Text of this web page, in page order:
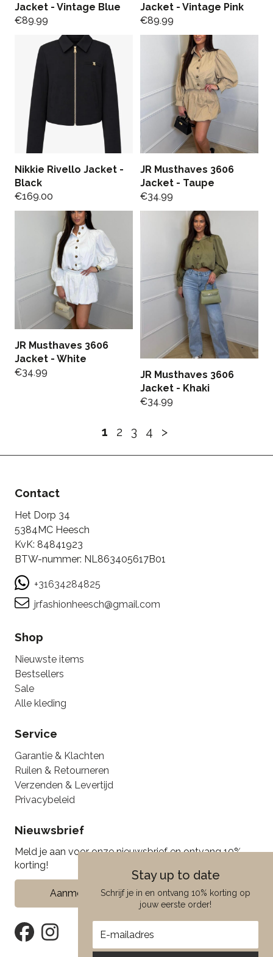
Jacket - Vintage Blue
€89.99
Jacket - Vintage Pink
€89.99
Nikkie Rivello Jacket -
Black
€169.00
JR Musthaves 3606
Jacket - Taupe
€34.99
JR Musthaves 3606
Jacket - White
€34.99
JR Musthaves 3606
Jacket - Khaki
€34.99
1 2 3 4 >
Stay up to date
Schrijf je in en ontvang 10% korting op
jouw eerste order!
Contact
Het Dorp 34
5384MC Heesch
KvK: 84841923
BTW-nummer: NL863405617B01
+31634284825
jrfashionheesch@gmail.com
Shop
Nieuwste items
Bestsellers
Sale
Alle kleding
Service
Garantie & Klachten
Ruilen & Retourneren
Verzenden & Levertijd
Privacybeleid
Nieuwsbrief
Meld je aan voor onze nieuwsbrief en ontvang 10%
korting!
Aanmelden